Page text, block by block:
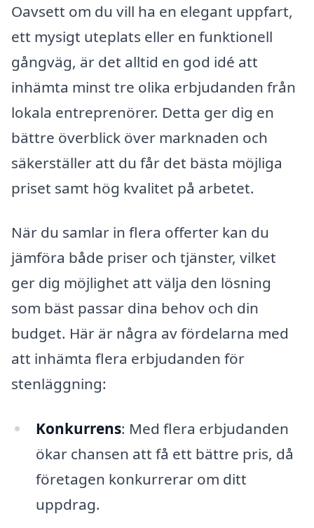
Oavsett om du vill ha en elegant uppfart,
ett mysigt uteplats eller en funktionell
gångväg, är det alltid en god idé att
inhämta minst tre olika erbjudanden från
lokala entreprenörer. Detta ger dig en
bättre överblick över marknaden och
säkerställer att du får det bästa möjliga
priset samt hög kvalitet på arbetet.
När du samlar in flera offerter kan du
jämföra både priser och tjänster, vilket
ger dig möjlighet att välja den lösning
som bäst passar dina behov och din
budget. Här är några av fördelarna med
att inhämta flera erbjudanden för
stenläggning:
Konkurrens: Med flera erbjudanden
ökar chansen att få ett bättre pris, då
företagen konkurrerar om ditt
uppdrag.